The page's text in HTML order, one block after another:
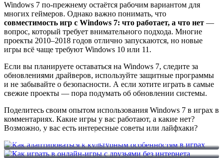
Windows 7 по-прежнему остаётся рабочим вариантом для
многих геймеров. Однако важно понимать, что
совместимость игр с Windows 7: что работает, а что нет —
вопрос, который требует внимательного подхода. Многие
проекты 2010–2018 годов отлично запускаются, но новые
игры всё чаще требуют Windows 10 или 11.
Если вы планируете оставаться на Windows 7, следите за
обновлениями драйверов, используйте защитные программы
и не забывайте о безопасности. А если хотите играть в самые
свежие проекты — пора подумать об обновлении системы.
Поделитесь своим опытом использования Windows 7 в играх в
комментариях. Какие игры у вас работают, а какие нет?
Возможно, у вас есть интересные советы или лайфхаки?
Как адаптироваться к культурным особенностям в играх
Как играть в онлайн-игры с друзьями без интернета